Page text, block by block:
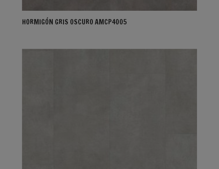
HORMIGÓN GRIS OSCURO AMCP4005